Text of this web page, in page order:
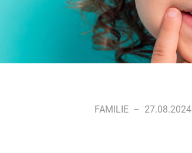
FAMILIE – 27.08.2024